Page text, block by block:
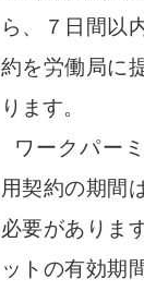
ら、７日間以
約を労働局に
ります。
ワークパー
用契約の期間
必要がありま
ットの有効期